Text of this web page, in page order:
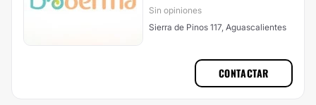
Sin opiniones
Sierra de Pinos 117, Aguascalientes
CONTACTAR